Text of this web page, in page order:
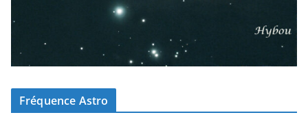
Fréquence Astro